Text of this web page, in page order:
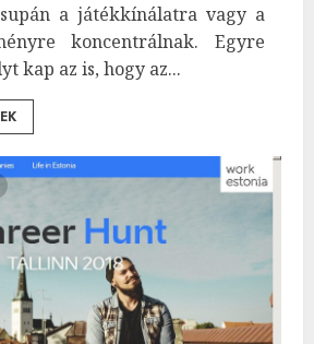
a játékkínálatra vagy a
koncentrálnak. Egyre
kap az is, hogy az...